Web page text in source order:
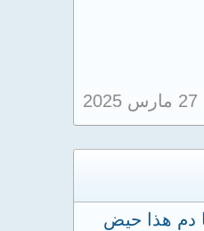
27 مارس 2025
بنى وبعدها دم هذا حيض